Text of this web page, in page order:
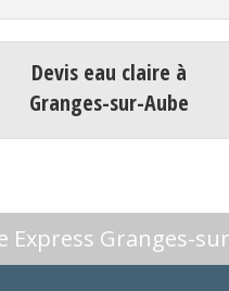
Devis eau claire à
Granges-sur-Aube
Express Granges-